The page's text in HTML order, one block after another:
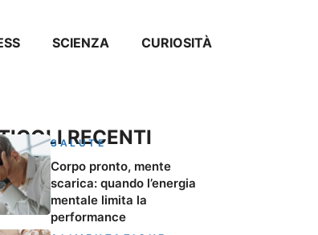
SCIENZA CURIOSITÀ
RECENTI
SALUTE
Corpo pronto, mente
scarica: quando l’energia
mentale limita la
performance